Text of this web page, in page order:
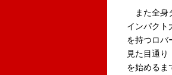
また全身
インパクト
を持つロバ
見た目通り
を始めるま